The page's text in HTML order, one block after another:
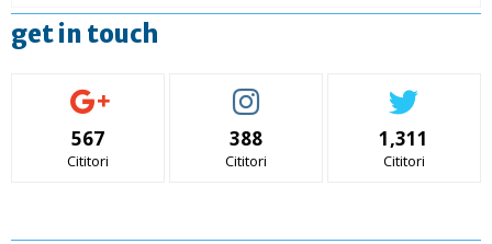
get in touch
567
Cititori
388
Cititori
1,311
Cititori